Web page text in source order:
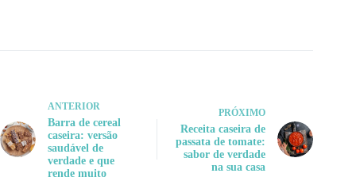
ANTERIOR
Barra de cereal
caseira: versão
saudável de
verdade e que
rende muito
PRÓXIMO
Receita caseira de
passata de tomate:
sabor de verdade
na sua casa